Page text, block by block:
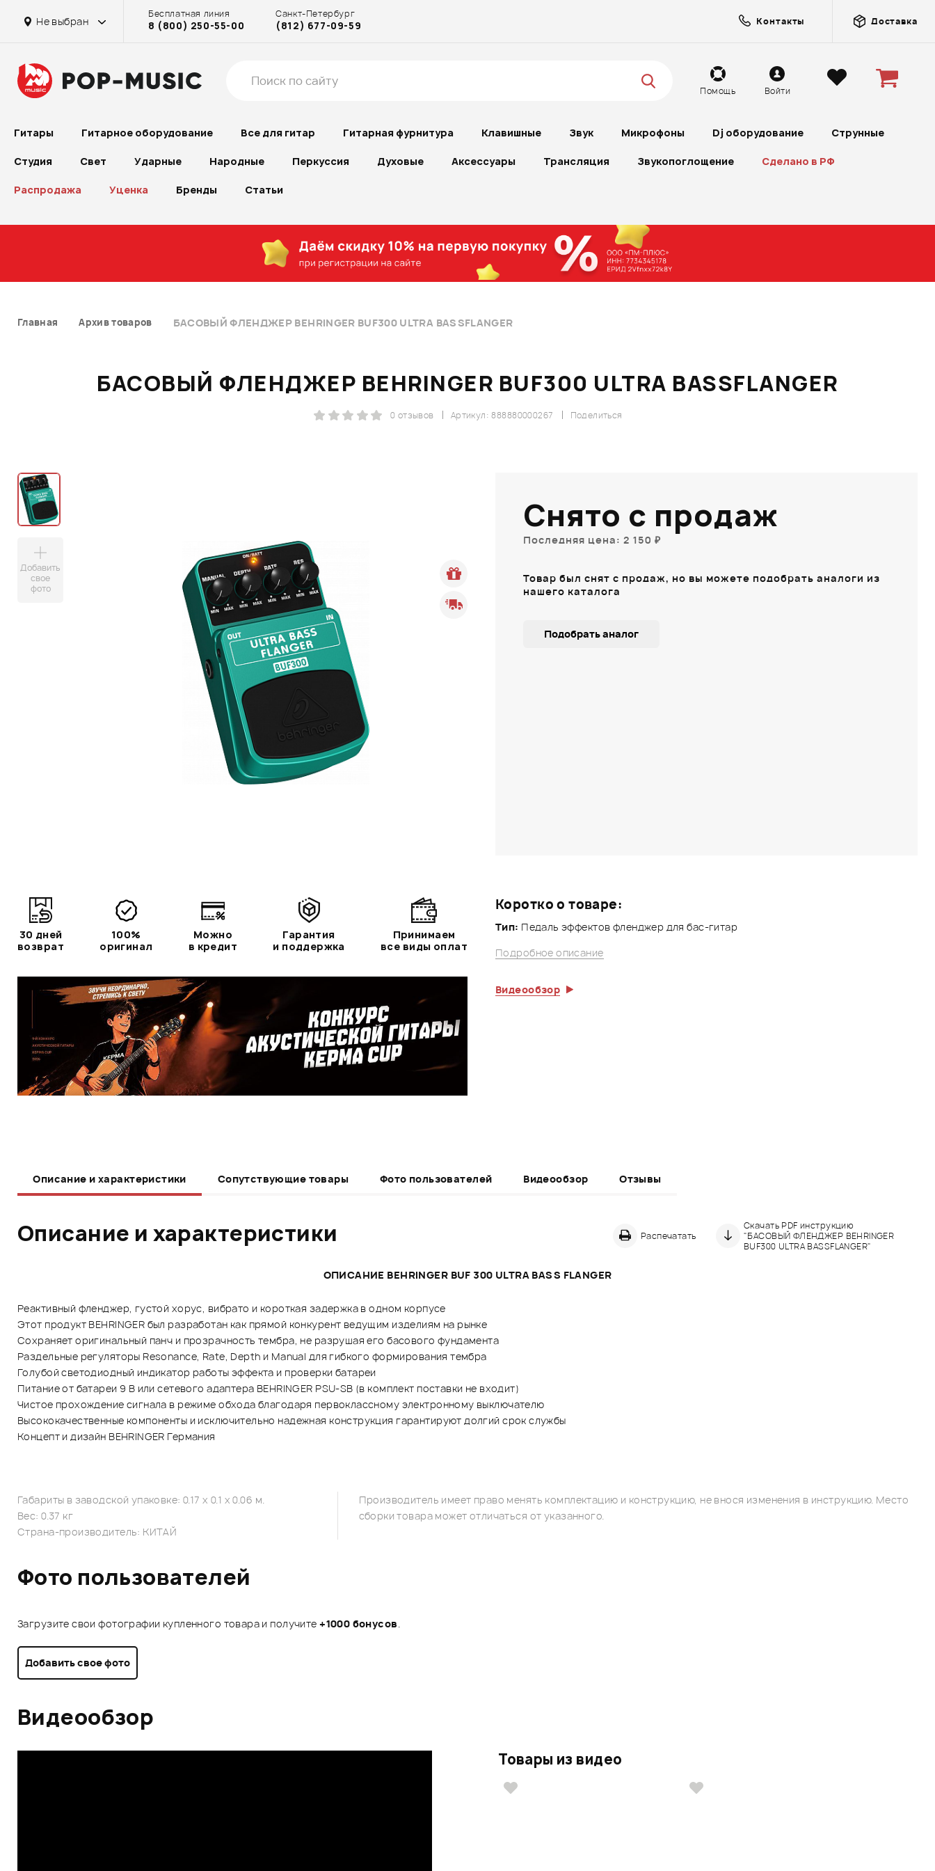
Не выбран
Бесплатная линия
8 (800) 250-55-00
Санкт-Петербург
(812) 677-09-59 Контакты Доставка
Помощь Войти
Гитары Гитарное оборудование Все для гитар Гитарная фурнитура Клавишные Звук Микрофоны Dj оборудование Струнные
Студия Свет Ударные Народные Перкуссия Духовые Аксессуары Трансляция Звукопоглощение Сделано в РФ
Распродажа Уценка Бренды Статьи
Главная Архив товаров БАСОВЫЙ ФЛЕНДЖЕР BEHRINGER BUF300 ULTRA BASSFLANGER
БАСОВЫЙ ФЛЕНДЖЕР BEHRINGER BUF300 ULTRA BASSFLANGER
Поделиться
Артикул: 888880000267
0 отзывов
Добавить
свое
фото
Коротко о товаре:
Тип: Педаль эффектов фленджер для бас-гитар
Подробное описание
Видеообзор
Снято с продаж
Последняя цена: 2 150 ₽
Товар был снят с продаж, но вы можете подобрать аналоги из
нашего каталога
Подобрать аналог
30 дней
возврат
100%
оригинал
Можно
в кредит
Гарантия
и поддержка
Принимаем
все виды оплат
Описание и характеристики Сопутствующие товары Фото пользователей Видеообзор Отзывы
Описание и характеристики Распечатать
Скачать PDF инструкцию
"БАСОВЫЙ ФЛЕНДЖЕР BEHRINGER
BUF300 ULTRA BASSFLANGER"
ОПИСАНИЕ BEHRINGER BUF 300 ULTRA BASS FLANGER
Реактивный фленджер, густой хорус, вибрато и короткая задержка в одном корпусе
Этот продукт BEHRINGER был разработан как прямой конкурент ведущим изделиям на рынке
Сохраняет оригинальный панч и прозрачность тембра, не разрушая его басового фундамента
Раздельные регуляторы Resonance, Rate, Depth и Manual для гибкого формирования тембра
Голубой светодиодный индикатор работы эффекта и проверки батареи
Питание от батареи 9 В или сетевого адаптера BEHRINGER PSU-SB (в комплект поставки не входит)
Чистое прохождение сигнала в режиме обхода благодаря первоклассному электронному выключателю
Высококачественные компоненты и исключительно надежная конструкция гарантируют долгий срок службы
Концепт и дизайн BEHRINGER Германия
Габариты в заводской упаковке: 0.17 x 0.1 x 0.06 м.
Вес: 0.37 кг
Страна-производитель: КИТАЙ
Производитель имеет право менять комплектацию и конструкцию, не внося изменения в инструкцию. Место
сборки товара может отличаться от указанного.
Фото пользователей
Загрузите свои фотографии купленного товара и получите+1000 бонусов.
Добавить свое фото
Видеообзор
Товары из видео